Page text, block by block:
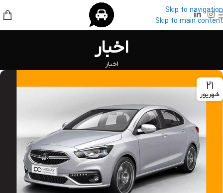
Skip to navigation
Skip to main content
اخبار
اخبار
۲۱
شهریور